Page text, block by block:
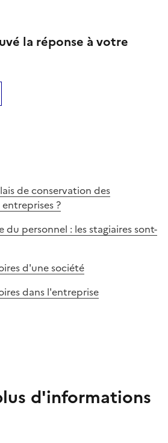
la réponse à votre
de conservation des
?
du personnel : les stagiaires sont-
d'une société
dans l'entreprise
d'informations